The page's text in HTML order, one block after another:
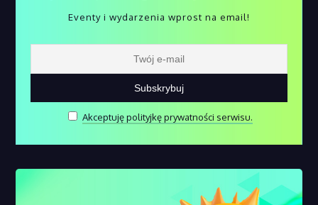
Eventy i wydarzenia wprost na email!
Akceptuję polityjkę prywatności serwisu.